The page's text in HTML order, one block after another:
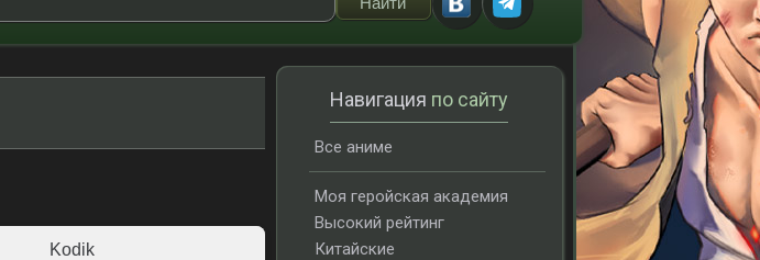
Kodik
Навигация по сайту
Все аниме
Моя геройская академия
Высокий рейтинг
Китайские